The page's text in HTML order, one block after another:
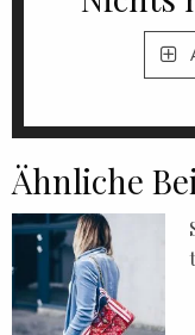
Ähnliche